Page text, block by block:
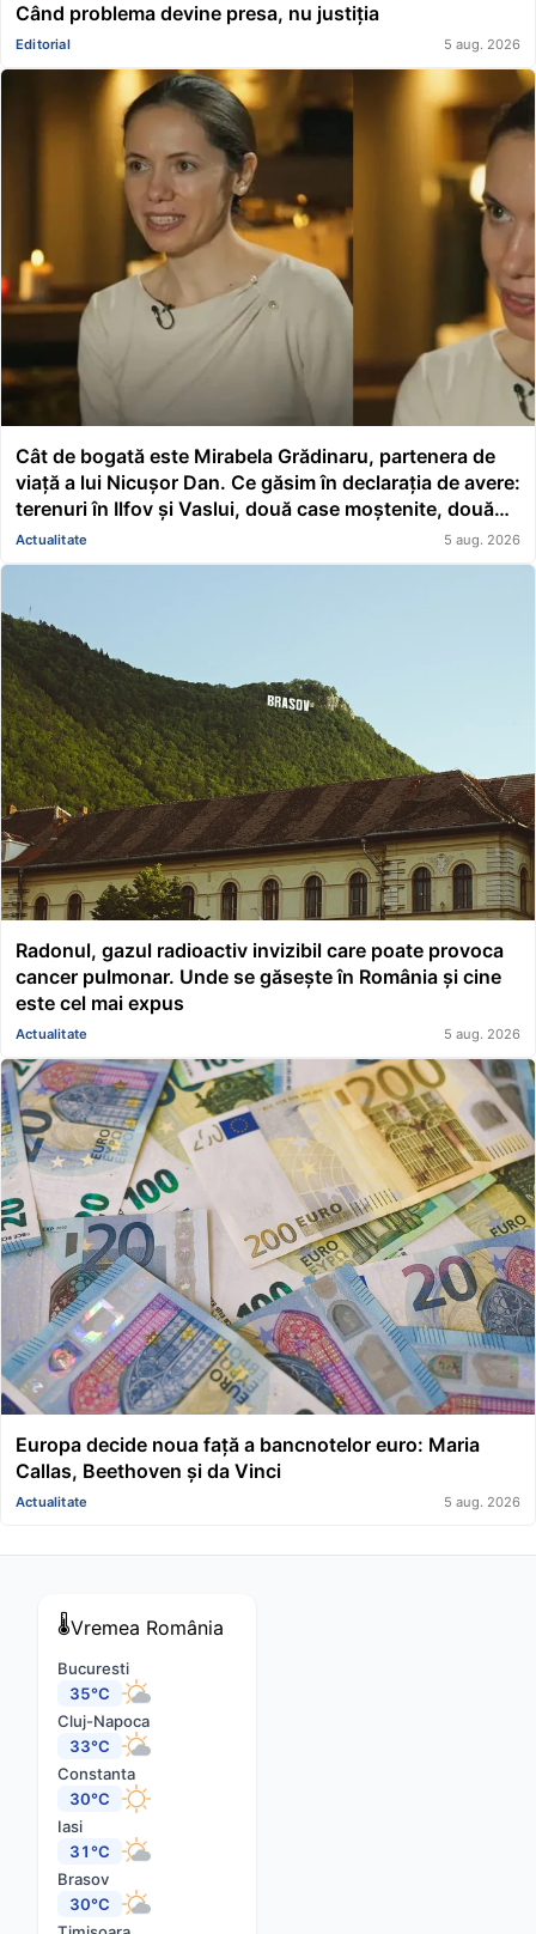
Când problema devine presa, nu justiția
Editorial 5 aug. 2026
Cât de bogată este Mirabela Grădinaru, partenera de
viață a lui Nicușor Dan. Ce găsim în declarația de avere:
terenuri în Ilfov și Vaslui, două case moștenite, două
mașini, acțiuni Renault și un împrumut de peste
116.000 de lei acordat unei asociații
Actualitate 5 aug. 2026
Radonul, gazul radioactiv invizibil care poate provoca
cancer pulmonar. Unde se găsește în România și cine
este cel mai expus
Actualitate 5 aug. 2026
Europa decide noua față a bancnotelor euro: Maria
Callas, Beethoven și da Vinci
Actualitate 5 aug. 2026
🌡️Vremea România
Bucuresti
35°C
Cluj-Napoca
33°C
Constanta
30°C
Iasi
31°C
Brasov
30°C